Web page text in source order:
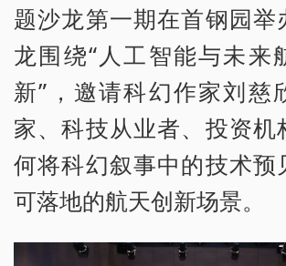
题沙龙第一期在首钢园举
龙围绕“人工智能与未来
新”，邀请科幻作家刘慈
家、科技从业者、投资机
何将科幻叙事中的技术预
可落地的航天创新场景。